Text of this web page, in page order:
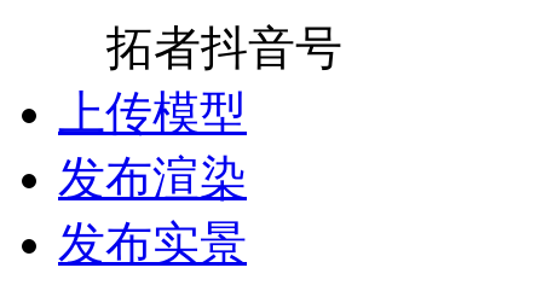
拓者抖音号
上传模型
发布渲染
发布实景